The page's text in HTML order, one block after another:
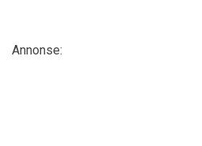
Annonse: